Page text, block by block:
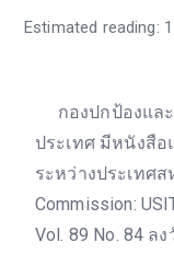
Estimated reading:
กองปกป้องและ
ประเทศ มีหนังสื
ระหว่างประเทศส
Commission:
Vol. 89 No. 84 ล